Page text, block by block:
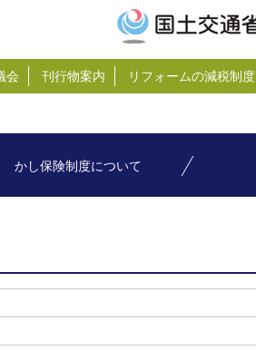
会 刊行物案内 リフォームの減税制度
かし保険制度について